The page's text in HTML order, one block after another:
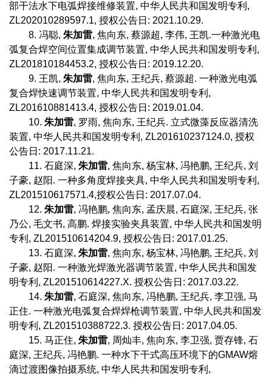
部干法水下电弧焊接维修装置, 中华人民共和国发明专利 ,
ZL202010289597.1, 授权公告日 : 2021.10.29.
8. 冯聪, 朱加雷, 焦向东, 蔡源超, 李伟, 王凯.一种激光电
弧复合焊空间位置集成调节装置, 中华人民共和国发明专利 ,
ZL201810184453.2, 授权公告日 : 2019.12.20.
9. 王凯, 朱加雷, 焦向东, 王纪兵, 蔡源超. 一种激光电弧
复合焊快速调节装置, 中华人民共和国发明专利 ,
ZL201610881413.4, 授权公告日 : 2019.01.04.
10. 朱加雷, 罗雨, 焦向东, 王纪兵. 立式微藻反应器清洗
装置, 中华人民共和国发明专利 , ZL201610237124.0, 授权
公告日 : 2017.11.21.
11. 石庭深, 朱加雷, 焦向东, 杨宝林, 冯艳鹏, 王纪兵, 刘
子豪, 赵阳. 一种多角度焊接夹具, 中华人民共和国发明专利 ,
ZL201510617571.4,授权公告日 : 2017.07.04.
12. 朱加雷, 冯艳鹏, 焦向东, 孟庆晨, 石庭深, 王纪兵, 张
乃公, 毛文书, 高鹏. 焊接实验夹具装置, 中华人民共和国发明
专利 , ZL201510614204.9, 授权公告日 : 2017.01.25.
13. 石庭深, 朱加雷, 焦向东, 杨宝林, 冯艳鹏, 王纪兵, 刘
子豪, 赵阳. 一种激光焊激光器调节装置, 中华人民共和国发
明专利 , ZL201510614227.X. 授权公告日 : 2017.03.22.
14. 朱加雷, 石庭深, 焦向东, 冯艳鹏, 王纪兵, 李卫强, 马
正住. 一种激光电弧复合焊焊枪调节装置, 中华人民共和国发
明专利 , ZL201510388722.3. 授权公告日 : 2017.04.05.
15. 马正住, 朱加雷, 周灿丰, 焦向东, 李卫强, 贾存锋, 石
庭深, 王纪兵, 冯艳鹏. 一种水下干式高压环境下的GMAW熔
滴过渡图像拍摄系统, 中华人民共和国发明专利 ,